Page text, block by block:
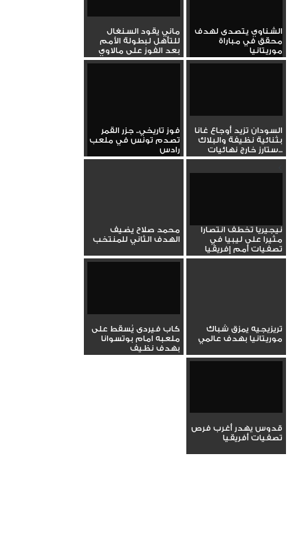
الشناوي يتصدى لهدف
محقق في مباراة
موريتانيا
ماني يقود السنغال
للتأهل لبطولة الأمم
بعد الفوز على مالاوي
السودان تزيد أوجاع غانا
بثنائية نظيفة والبلاك
ستارز خارج نهائيات...
فوز تاريخي.. جزر القمر
تصدم تونس في ملعب
رادس
نيجيريا تخطف انتصارا
مثيرا على ليبيا في
تصفيات أمم إفريقيا
محمد صلاح يضيف
الهدف الثاني للمنتخب
تريزيجيه يمزق شباك
موريتانيا بهدف عالمي
كاب فيردى يُسقط على
ملعبه امام بوتسوانا
بهدف نظيف
قدوس يهدر أغرب فرص
تصفيات أفريقيا